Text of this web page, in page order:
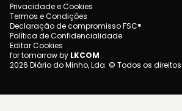
Privacidade e Cookies
Termos e Condições
Declaração de compromisso FSC®
Política de Confidencialidade
Editar Cookies
for tomorrow by LKCOM
2026 Diário do Minho, Lda. © Todos os